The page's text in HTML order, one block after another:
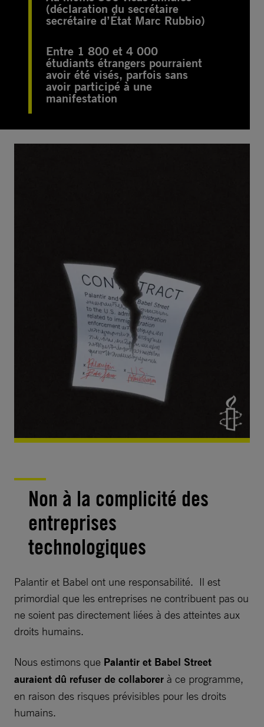
(déclaration du secrétaire
secrétaire d’État Marc Rubbio)
Entre 1 800 et 4 000
étudiants étrangers pourraient
avoir été visés, parfois sans
avoir participé à une
manifestation
Non à la complicité des
entreprises
technologiques
Palantir et Babel ont une responsabilité. Il est
primordial que les entreprises ne contribuent pas ou
ne soient pas directement liées à des atteintes aux
droits humains.
Nous estimons que Palantir et Babel Street
auraient dû refuser de collaborer à ce programme,
en raison des risques prévisibles pour les droits
humains.